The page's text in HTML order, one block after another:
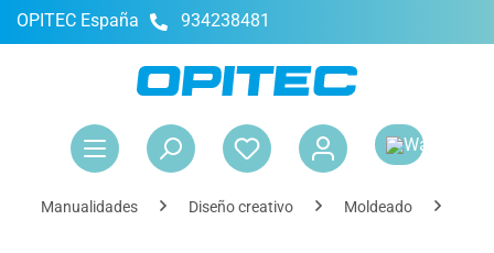
principal
OPITEC España 934238481
Manualidades Diseño creativo Moldeado